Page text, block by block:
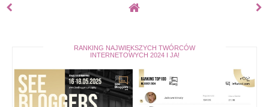
RANKING NAJWIĘKSZYCH TWÓRCÓW
INTERNETOWYCH 2024 I JA!